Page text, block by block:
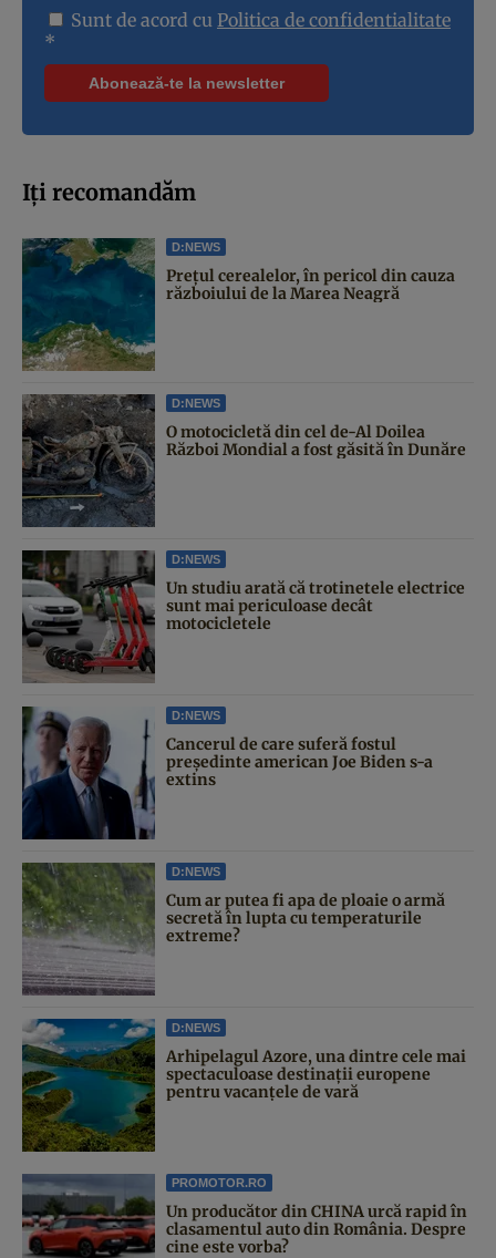
Sunt de acord cu Politica de confidentialitate
*
Iți recomandăm
D:NEWS
Prețul cerealelor, în pericol din cauza
războiului de la Marea Neagră
D:NEWS
O motocicletă din cel de-Al Doilea
Război Mondial a fost găsită în Dunăre
D:NEWS
Un studiu arată că trotinetele electrice
sunt mai periculoase decât
motocicletele
D:NEWS
Cancerul de care suferă fostul
președinte american Joe Biden s-a
extins
D:NEWS
Cum ar putea fi apa de ploaie o armă
secretă în lupta cu temperaturile
extreme?
D:NEWS
Arhipelagul Azore, una dintre cele mai
spectaculoase destinații europene
pentru vacanțele de vară
PROMOTOR.RO
Un producător din CHINA urcă rapid în
clasamentul auto din România. Despre
cine este vorba?